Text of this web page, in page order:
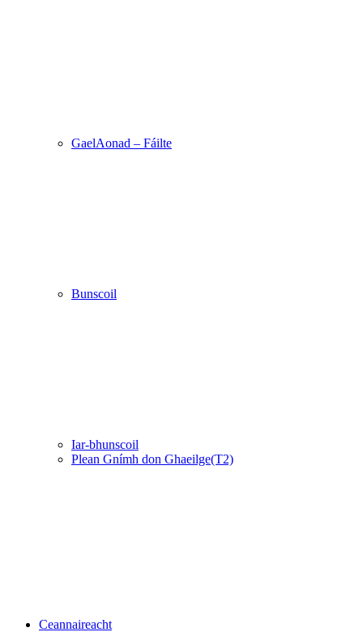
GaelAonad – Fáilte
Bunscoil
Iar-bhunscoil
Plean Gnímh don Ghaeilge(T2)
Ceannaireacht